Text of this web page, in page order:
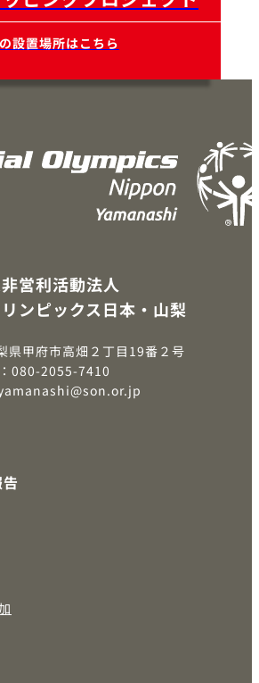
設置場所はこちら
営利活動法人
ンピックス日本・山梨
県甲府市高畑２丁目19番２号
080-2055-7410